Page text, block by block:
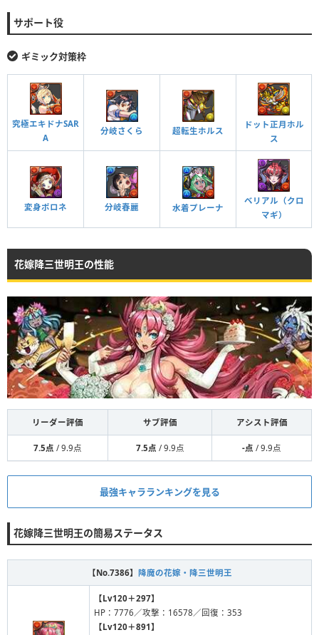
サポート役
ギミック対策枠
究極エキドナSAR
A
分岐さくら 超転生ホルス
ドット正月ホル
ス
変身ポロネ 分岐春麗 水着プレーナ
ベリアル（クロ
マギ）
花嫁降三世明王の性能
リーダー評価 サブ評価 アシスト評価
7.5点 / 9.9点 7.5点 / 9.9点 -点 / 9.9点
最強キャラランキングを見る
花嫁降三世明王の簡易ステータス
【No.7386】 降魔の花嫁・降三世明王
【Lv120＋297】
HP：7776／攻撃：16578／回復：353
【Lv120＋891】